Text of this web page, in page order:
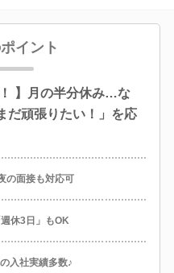
イント
】月の半分休み…な
だ頑張りたい！」を応
の面接も対応可
休3日」もOK
入社実績多数♪